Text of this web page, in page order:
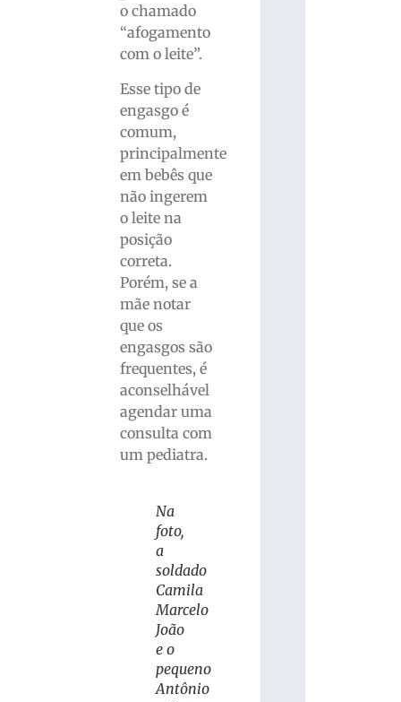
o chamado
“afogamento
com o leite”.
Esse tipo de
engasgo é
comum,
principalmente
em bebês que
não ingerem
o leite na
posição
correta.
Porém, se a
mãe notar
que os
engasgos são
frequentes, é
aconselhável
agendar uma
consulta com
um pediatra.
Na
foto,
a
soldado
Camila
Marcelo
João
e o
pequeno
Antônio